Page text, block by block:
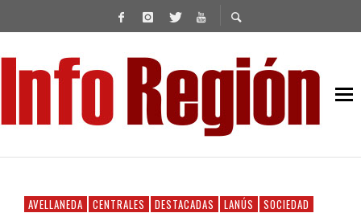
AVELLANEDA CENTRALES DESTACADAS LANÚS SOCIEDAD